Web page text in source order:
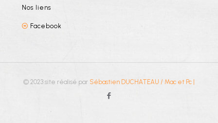
Nos liens
Facebook
© 2023 site réalisé par Sébastien DUCHATEAU / Mac et Pc